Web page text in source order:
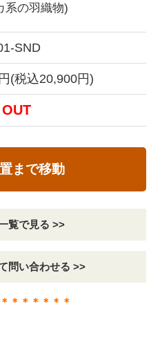
系の羽織物)
SND
(税込20,900円)
まで移動
覧で見る >>
問い合わせる >>
＊＊＊＊＊＊